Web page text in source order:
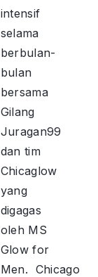
intensif
selama
berbulan-
bulan
bersama
Gilang
Juragan99
dan tim
Chicaglow
yang
digagas
oleh MS
Glow for
Men. Chicago